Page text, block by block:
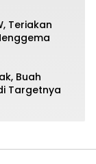
Teriakan
Buah
Targetnya